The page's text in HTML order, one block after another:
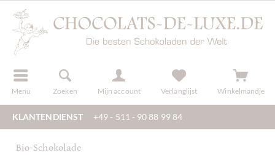
Menu Zoeken Mijn account
registreren Verlanglijst Winkelmandje
KLANTENDIENST +49 - 511 - 90 88 99 84
Bio-Schokolade